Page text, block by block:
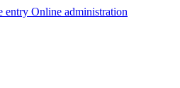
entry Online administration